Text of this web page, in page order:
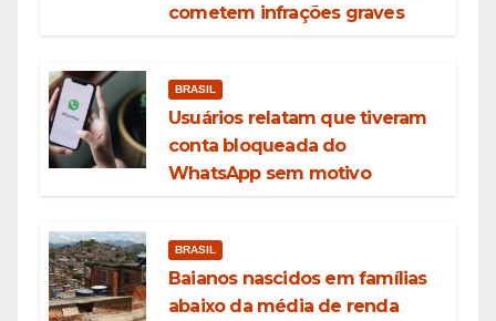
cometem infrações graves
BRASIL
Usuários relatam que tiveram
conta bloqueada do
WhatsApp sem motivo
BRASIL
Baianos nascidos em famílias
abaixo da média de renda